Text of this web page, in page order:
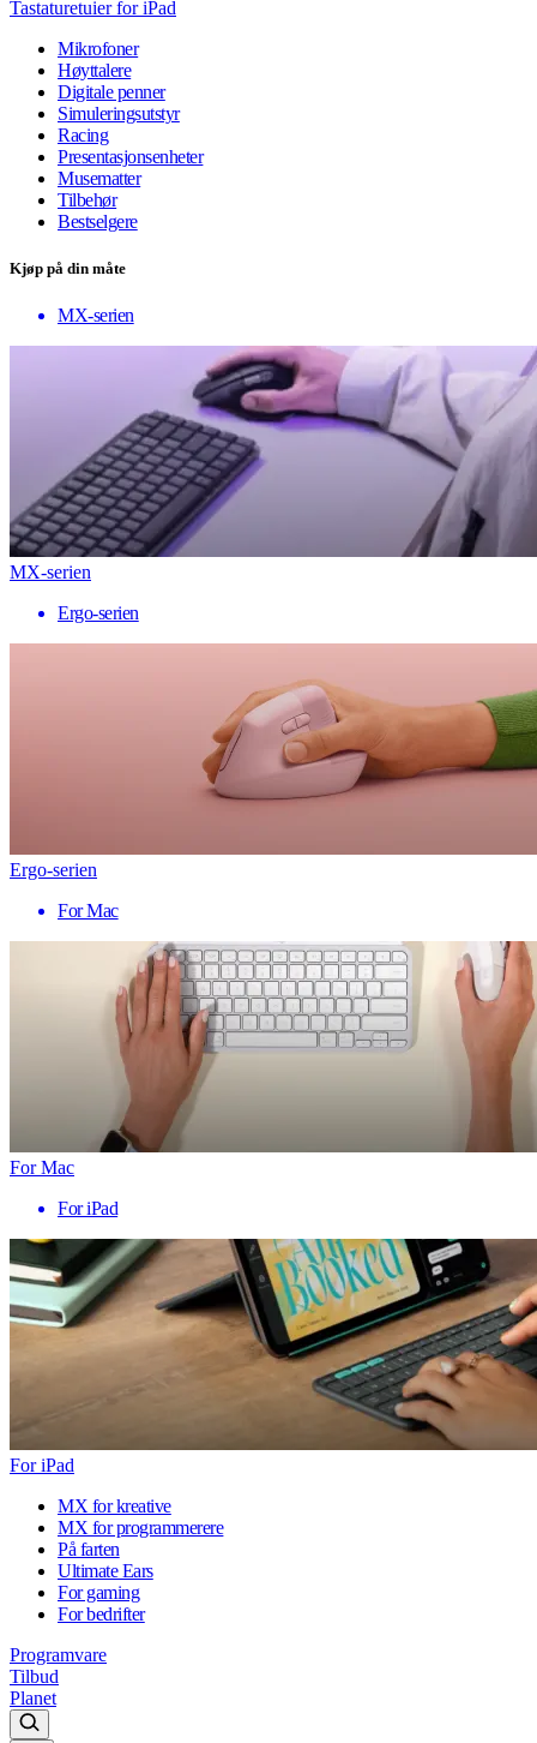
Tastaturetuier for iPad
Mikrofoner
Høyttalere
Digitale penner
Simuleringsutstyr
Racing
Presentasjonsenheter
Musematter
Tilbehør
Bestselgere
Kjøp på din måte
MX-serien
MX-serien
Ergo-serien
Ergo-serien
For Mac
For Mac
For iPad
For iPad
MX for kreative
MX for programmerere
På farten
Ultimate Ears
For gaming
For bedrifter
Programvare
Tilbud
Planet